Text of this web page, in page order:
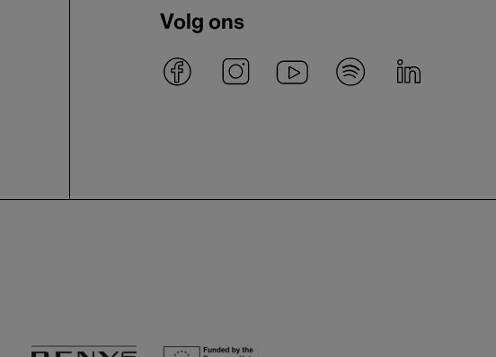
Volg ons